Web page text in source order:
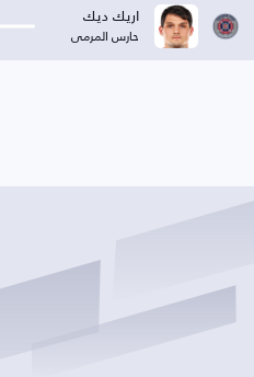
اريك ديك
حارس المرمى